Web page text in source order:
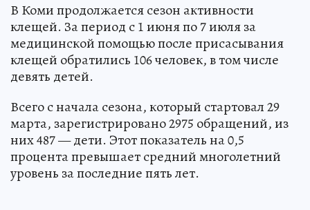
В Коми продолжается сезон активности
клещей. За период с 1 июня по 7 июля за
медицинской помощью после присасывания
клещей обратились 106 человек, в том числе
девять детей.
Всего с начала сезона, который стартовал 29
марта, зарегистрировано 2975 обращений, из
них 487 — дети. Этот показатель на 0,5
процента превышает средний многолетний
уровень за последние пять лет.